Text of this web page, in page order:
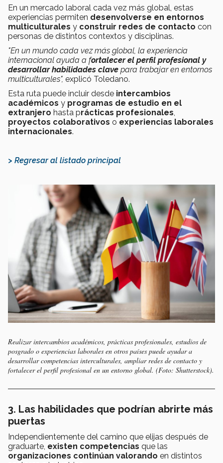
En un mercado laboral cada vez más global, estas
experiencias permiten desenvolverse en entornos
multiculturales y construir redes de contacto con
personas de distintos contextos y disciplinas.
"En un mundo cada vez más global, la experiencia
internacional ayuda a fortalecer el perfil profesional y
desarrollar habilidades clave para trabajar en entornos
multiculturales", explicó Toledano.
Esta ruta puede incluir desde intercambios
académicos y programas de estudio en el
extranjero hasta prácticas profesionales
proyectos colaborativos o experiencias laborales
internacionales.
> Regresar al listado principal
Realizar intercambios académicos, prácticas profesionales, estudios de
posgrado o experiencias laborales en otros países puede ayudar a
desarrollar competencias interculturales, ampliar redes de contacto y
fortalecer el perfil profesional en un entorno global. (Foto: Shutterstock).
3. Las habilidades que podrían abrirte más
puertas
Independientemente del camino que elijas después de
graduarte, existen competencias que las
organizaciones continúan valorando en distintos